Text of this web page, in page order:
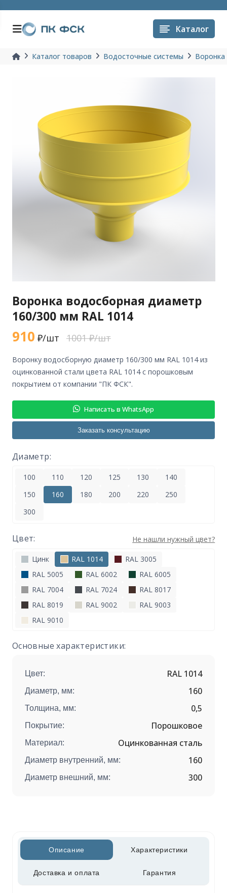
Каталог
Каталог товаров Водосточные системы
Воронка водосборная диаметр
160/300 мм RAL 1014
910 ₽/шт 1001 ₽/шт
воронку водосборную диаметр 160/300 мм RAL 1014 из
оцинкованной стали цвета RAL 1014 с порошковым
покрытием от компании "ПК ФСК".
Написать в WhatsApp
Заказать консультацию
Диаметр:
100 110 120 125 130
140
150
160 180 200 220
250
300
Цвет: Не нашли нужный цвет?
Цинк RAL 1014
RAL 3005
RAL 5005
RAL 6002
RAL 6005
RAL 7004
RAL 7024
RAL 8017
RAL 8019
RAL 9002
RAL 9003
RAL 9010
Основные характеристики:
Цвет: RAL 1014
Диаметр, мм: 160
Толщина, мм: 0,5
Покрытие: Порошковое
Материал: Оцинкованная сталь
Диаметр внутренний, мм: 160
Диаметр внешний, мм: 300
Описание Характеристики
Доставка и оплата Гарантия